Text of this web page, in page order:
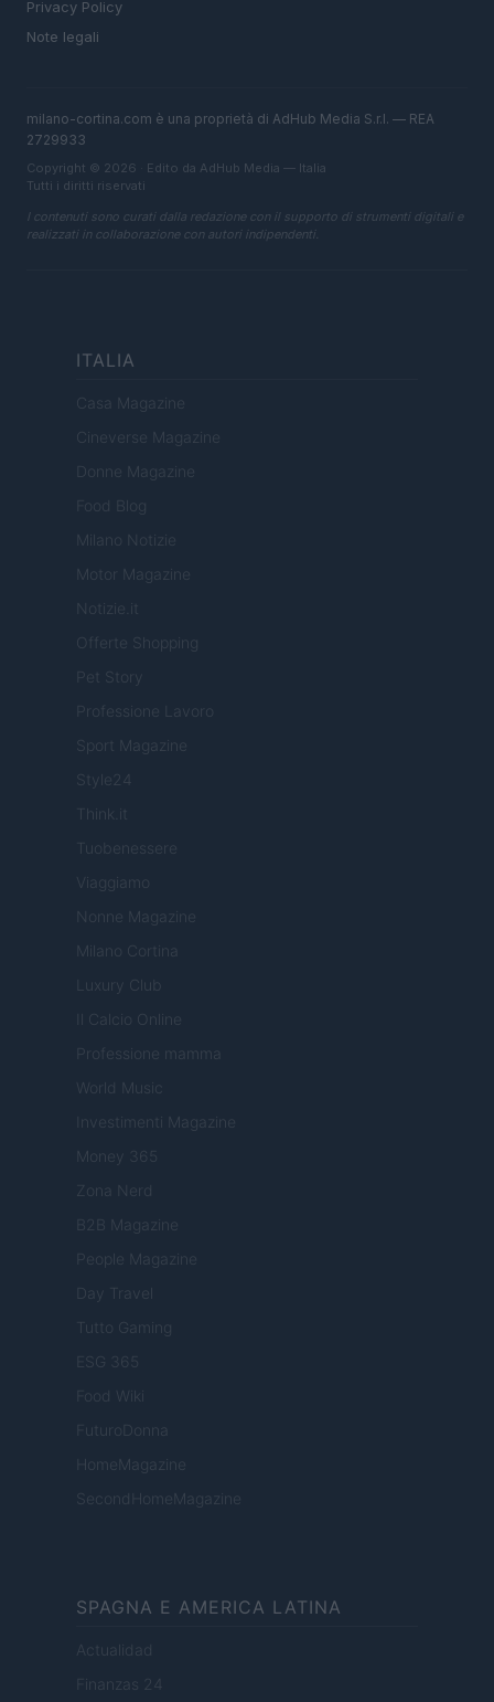
Privacy Policy
Note legali
milano-cortina.com è una proprietà di AdHub Media S.r.l. — REA
2729933
Copyright © 2026 · Edito da AdHub Media — Italia
Tutti i diritti riservati
I contenuti sono curati dalla redazione con il supporto di strumenti digitali e
realizzati in collaborazione con autori indipendenti.
ITALIA
Casa Magazine
Cineverse Magazine
Donne Magazine
Food Blog
Milano Notizie
Motor Magazine
Notizie.it
Offerte Shopping
Pet Story
Professione Lavoro
Sport Magazine
Style24
Think.it
Tuobenessere
Viaggiamo
Nonne Magazine
Milano Cortina
Luxury Club
Il Calcio Online
Professione mamma
World Music
Investimenti Magazine
Money 365
Zona Nerd
B2B Magazine
People Magazine
Day Travel
Tutto Gaming
ESG 365
Food Wiki
FuturoDonna
HomeMagazine
SecondHomeMagazine
SPAGNA E AMERICA LATINA
Actualidad
Finanzas 24